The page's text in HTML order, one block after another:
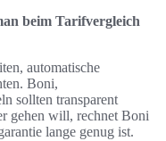
beim Tarifvergleich
automatische
Boni,
sollten transparent
gehen will, rechnet Boni
lange genug ist.